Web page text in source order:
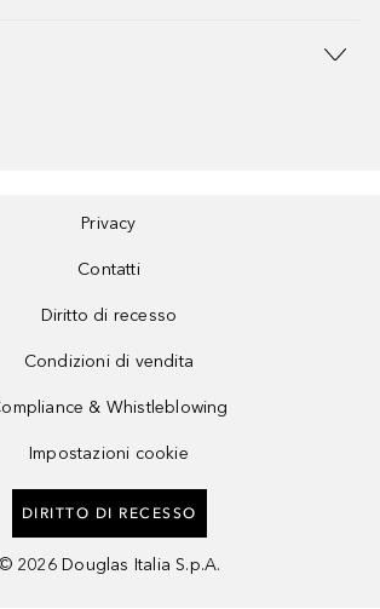
Privacy
Contatti
Diritto di recesso
Condizioni di vendita
& Whistleblowing
Impostazioni cookie
DIRITTO DI RECESSO
© 2026 Douglas Italia S.p.A.